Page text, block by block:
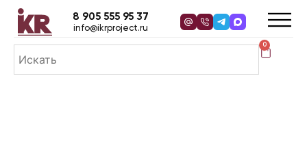
0
8 905 555 95 37
info@ikrproject.ru